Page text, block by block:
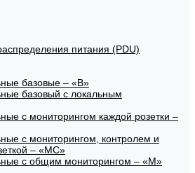
питания (PDU)
базовые – «В»
базовый с локальным
с мониторингом каждой розетки –
с мониторингом, контролем и
– «МС»
с общим мониторингом – «М»